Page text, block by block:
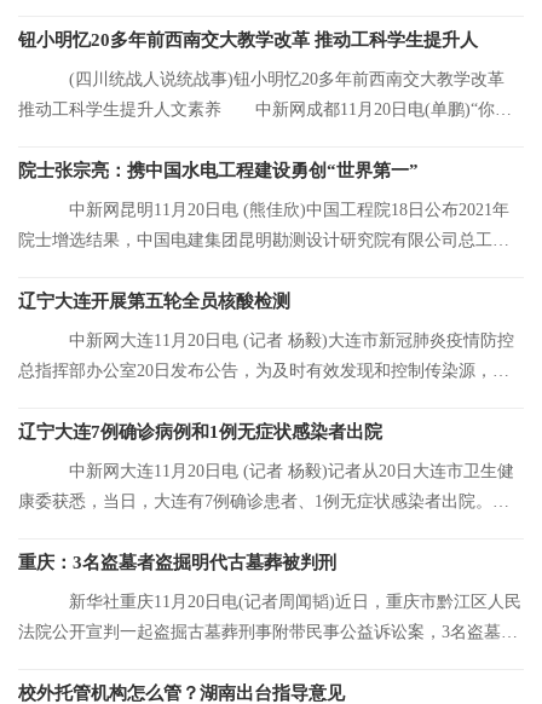
钮小明忆20多年前西南交大教学改革 推动工科学生提升人
(四川统战人说统战事)钮小明忆20多年前西南交大教学改革
推动工科学生提升人文素养 中新网成都11月20日电(单鹏)“你们
院士张宗亮：携中国水电工程建设勇创“世界第一”
中新网昆明11月20日电 (熊佳欣)中国工程院18日公布2021年
院士增选结果，中国电建集团昆明勘测设计研究院有限公司总工程
辽宁大连开展第五轮全员核酸检测
中新网大连11月20日电 (记者 杨毅)大连市新冠肺炎疫情防控
总指挥部办公室20日发布公告，为及时有效发现和控制传染源，结
辽宁大连7例确诊病例和1例无症状感染者出院
中新网大连11月20日电 (记者 杨毅)记者从20日大连市卫生健
康委获悉，当日，大连有7例确诊患者、1例无症状感染者出院。目
重庆：3名盗墓者盗掘明代古墓葬被判刑
新华社重庆11月20日电(记者周闻韬)近日，重庆市黔江区人民
法院公开宣判一起盗掘古墓葬刑事附带民事公益诉讼案，3名盗墓者
校外托管机构怎么管？湖南出台指导意见